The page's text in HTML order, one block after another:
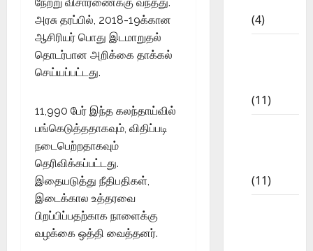
அரசு தரப்பில், 2018-19க்கான
ஆசிரியர் பொது இடமாறுதல்
தொடர்பான அறிக்கை தாக்கல்
செய்யப்பட்டது.
11,990 பேர் இந்த கலந்தாய்வில்
பங்கெடுத்ததாகவும், விதிப்படி
நடைபெற்றதாகவும்
தெரிவிக்கப்பட்டது.
இதையடுத்து நீதிபதிகள்,
இடைக்கால உத்தரவை
பிறப்பிப்பதற்காக நாளைக்கு
வழக்கை ஒத்தி வைத்தனர்.
(4)
(11)
(11)